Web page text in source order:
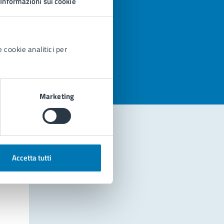
cookie analitici per
Marketing
Accetta tutti